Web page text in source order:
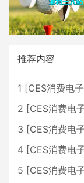
推荐内容
1 [CES消费电
2 [CES消费电
3 [CES消费电
4 [CES消费电
5 [CES消费电